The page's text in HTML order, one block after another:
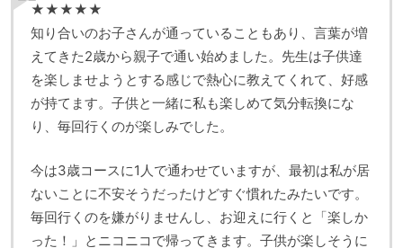
★★★★★
知り合いのお子さんが通っていることもあり、言葉が増
えてきた2歳から親子で通い始めました。先生は子供達
を楽しませようとする感じで熱心に教えてくれて、好感
が持てます。子供と一緒に私も楽しめて気分転換にな
り、毎回行くのが楽しみでした。
今は3歳コースに1人で通わせていますが、最初は私が居
ないことに不安そうだったけどすぐ慣れたみたいです。
毎回行くのを嫌がりませんし、お迎えに行くと「楽しか
った！」とニコニコで帰ってきます。子供が楽しそうに